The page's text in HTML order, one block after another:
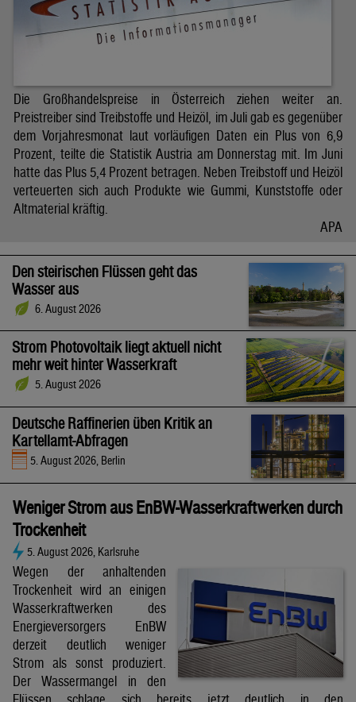
Die Großhandelspreise in Österreich ziehen weiter an.
Preistreiber sind Treibstoffe und Heizöl, im Juli gab es gegenüber
dem Vorjahresmonat laut vorläufigen Daten ein Plus von 6,9
Prozent, teilte die Statistik Austria am Donnerstag mit. Im Juni
hatte das Plus 5,4 Prozent betragen. Neben Treibstoff und Heizöl
verteuerten sich auch Produkte wie Gummi, Kunststoffe oder
Altmaterial kräftig.
APA
Den steirischen Flüssen geht das
Wasser aus
6. August 2026
Strom Photovoltaik liegt aktuell nicht
mehr weit hinter Wasserkraft
5. August 2026
Deutsche Raffinerien üben Kritik an
Kartellamt-Abfragen
5. August 2026, Berlin
Weniger Strom aus EnBW-Wasserkraftwerken durch
Trockenheit
5. August 2026, Karlsruhe
Wegen der anhaltenden
Trockenheit wird an einigen
Wasserkraftwerken des
Energieversorgers EnBW
derzeit deutlich weniger
Strom als sonst produziert.
Der Wassermangel in den